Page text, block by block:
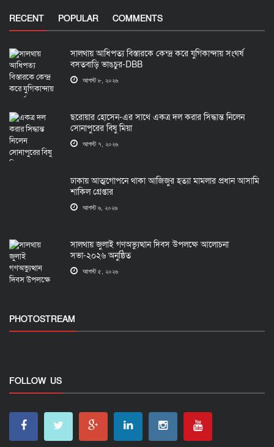
RECENT POPULAR COMMENTS
সালথায় আধিপত্য বিস্তারকে কেন্দ্র করে যুগিকান্দায় সংঘর্ষ
বসতবাড়ি ভাঙচুর-DBB
আগস্ট ৮, ২০২৬
ছরোয়ার হোসেন-এর সাথে একত্র দল করার সিদ্ধান্ত নিলেন
সোনাপুরের বিষু মিয়া
আগস্ট ৭, ২০২৬
ঢাকায় আত্মগোপনে থাকা আজিজুর হত্যা মামলার প্রধান আসামি
শাকিল গ্রেপ্তার
আগস্ট ৬, ২০২৬
সালথায় জুলাই গণঅভ্যুত্থান দিবস উপলক্ষে আলোচনা
সভা-২০২৬ অনুষ্ঠিত
আগস্ট ৫, ২০২৬
PHOTOSTREAM
FOLLOW US